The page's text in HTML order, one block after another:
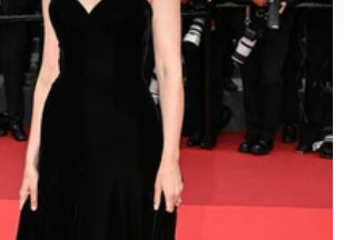
und legen Sie Ihre Präferenzen im
fest.
um Inhalte und Anzeigen zu
für soziale Medien anbieten
Zugriffe auf unsere Website zu
geben wir Informationen zu Ihrer
Website an unsere Partner für
und Analysen weiter. Unsere